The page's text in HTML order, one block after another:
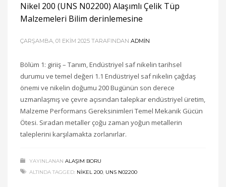
Nikel 200 (UNS N02200) Alaşımlı Çelik Tüp
Malzemeleri Bilim derinlemesine
ÇARŞAMBA, 01 EKIM 2025 TARAFINDAN ADMIN
Bölüm 1: giriiş – Tanım, Endüstriyel saf nikelin tarihsel
durumu ve temel değeri 1.1 Endüstriyel saf nikelin çağdaş
önemi ve nikelin doğumu 200 Bugünün son derece
uzmanlaşmış ve çevre açısından talepkar endüstriyel üretim,
Malzeme Performans Gereksinimleri Temel Mekanik Gücün
Ötesi. Sıradan metaller çoğu zaman yoğun metallerin
taleplerini karşılamakta zorlanırlar.
YAYINLANAN ALAŞIM BORU
ALTINDA TAGGED: NIKEL 200, UNS N02200